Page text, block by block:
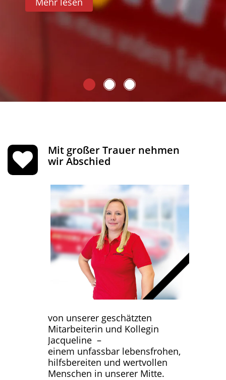
Mehr lesen
Mit großer Trauer nehmen
wir Abschied
von unserer geschätzten
Mitarbeiterin und Kollegin
Jacqueline –
einem unfassbar lebensfrohen,
hilfsbereiten und wertvollen
Menschen in unserer Mitte.